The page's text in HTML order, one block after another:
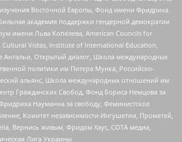
Восточной Европы, Фонд имени Фридриха
академия поддержки гендерной демократии
имени Льва Копелева, American Councils for
Vistas, Institute of International Education,
Антальи, Открытый диалог, Школа международных
политики им Питера Мунка, Российско-
альянс, Школа международных отношений им
Гражданских Свобод, Фонд Бориса Немцова за
Науманна за свободу, Феминистское
Комитет независимости Ингушетии, Прометей,
Вернись живым, Фридом Хаус, СОТА медиа,
Лига Украины